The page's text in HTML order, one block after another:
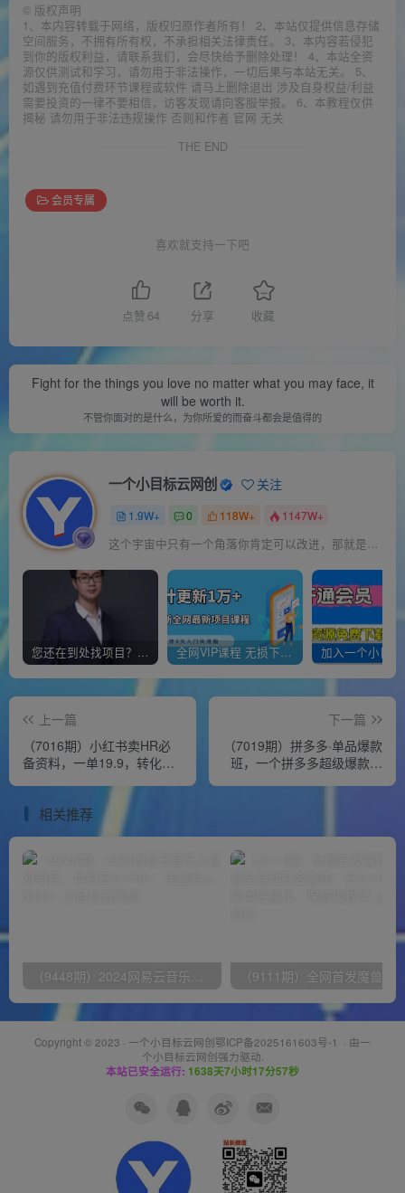
© 版权声明
1、本内容转载于网络，版权归原作者所有！ 2、本站仅提供信息存储
空间服务，不拥有所有权，不承担相关法律责任。 3、本内容若侵犯
到你的版权利益，请联系我们，会尽快给予删除处理！ 4、本站全资
源仅供测试和学习，请勿用于非法操作，一切后果与本站无关。 5、
如遇到充值付费环节课程或软件 请马上删除退出 涉及自身权益/利益
需要投资的一律不要相信，访客发现请向客服举报。 6、本教程仅供
揭秘 请勿用于非法违规操作 否则和作者 官网 无关
THE END
会员专属
喜欢就支持一下吧
点赞 64 分享 收藏
Fight for the things you love no matter what you may face, it
will be worth it.
不管你面对的是什么，为你所爱的而奋斗都会是值得的
一个小目标云网创 关注
1.9W+ 0 118W+ 1147W+
这个宇宙中只有一个角落你肯定可以改进，那就是你自己
您还在到处找项目？还在当韭菜？我靠经营“一个小目标网创商城”年入百W+，曾经我也负债累累! 全网VIP课程 无损下载~
上一篇
（7016期）小红书卖HR必
备资料，一单19.9，转化率
下一篇
（7019期）拼多多·单品爆款
班，一个拼多多超级爆款养
相关推荐
Copyright © 2023 · 一个小目标云网创鄂ICP备2025161603号-1 · 由一
个小目标云网创强力驱动.
本站已安全运行: 1638天7小时17分57秒